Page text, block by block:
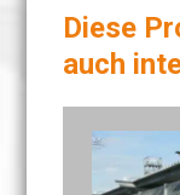
Diese
auch